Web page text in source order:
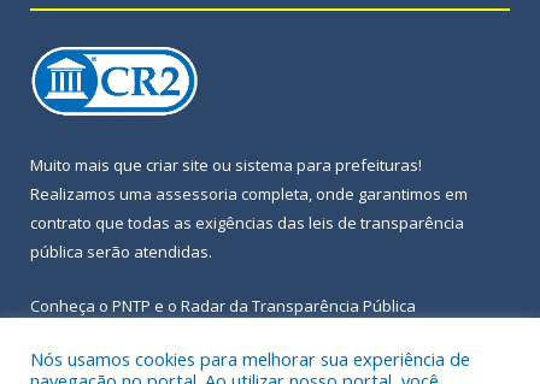
Muito mais que criar site ou sistema para prefeituras!
Realizamos uma assessoria completa, onde garantimos em
contrato que todas as exigências das leis de transparência
pública serão atendidas.
Conheça o PNTP e o Radar da Transparência Pública
Nós usamos cookies para melhorar sua experiência de